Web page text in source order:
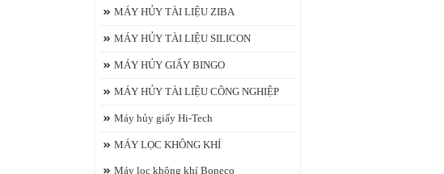
MÁY HỦY TÀI LIỆU ZIBA
MÁY HỦY TÀI LIỆU SILICON
MÁY HỦY GIẤY BINGO
MÁY HỦY TÀI LIỆU CÔNG NGHIỆP
Máy hủy giấy Hi-Tech
MÁY LỌC KHÔNG KHÍ
Máy lọc không khí Boneco